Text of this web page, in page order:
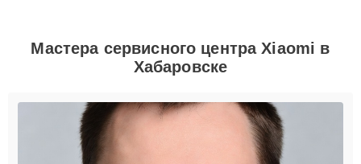
Мастера сервисного центра Xiaomi в
Хабаровске